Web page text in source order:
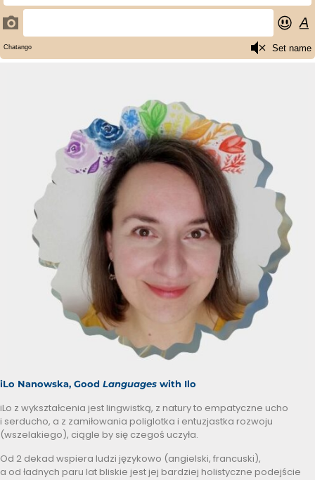
iLo Nanowska, Good Languages with Ilo
iLo z wykształcenia jest lingwistką, z natury to empatyczne ucho
i serducho, a z zamiłowania poliglotka i entuzjastka rozwoju
(wszelakiego), ciągle by się czegoś uczyła.
Od 2 dekad wspiera ludzi językowo (angielski, francuski),
a od ładnych paru lat bliskie jest jej bardziej holistyczne podejście